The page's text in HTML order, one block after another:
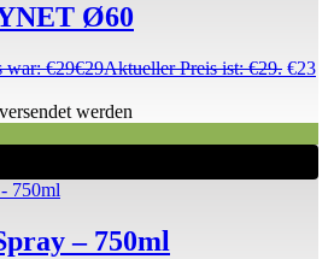
Ø60
war: €29€29Aktueller Preis ist: €29. €23
werden
– 750ml